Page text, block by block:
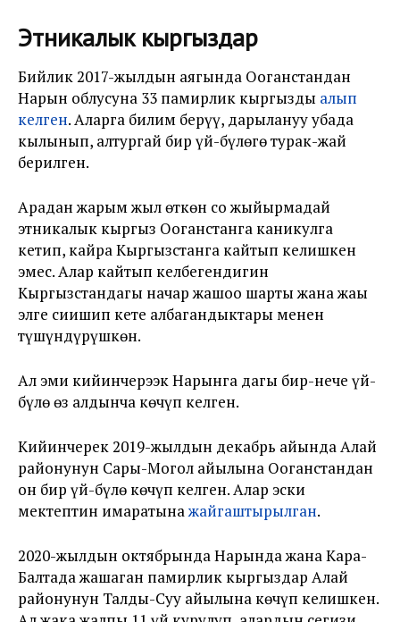
Этникалык кыргыздар
Бийлик 2017-жылдын аягында Ооганстандан
Нарын облусуна 33 памирлик кыргызды алып
келген. Аларга билим берүү, дарылануу убада
кылынып, алтургай бир үй-бүлөгө турак-жай
берилген.
Арадан жарым жыл өткөн соң жыйырмадай
этникалык кыргыз Ооганстанга каникулга
кетип, кайра Кыргызстанга кайтып келишкен
эмес. Алар кайтып келбегендигин
Кыргызстандагы начар жашоо шарты жана жаңы
элге сиңишип кете албагандыктары менен
түшүндүрүшкөн.
Ал эми кийинчерээк Нарынга дагы бир-нече үй-
бүлө өз алдынча көчүп келген.
Кийинчерек 2019-жылдын декабрь айында Алай
районунун Сары-Могол айылына Ооганстандан
он бир үй-бүлө көчүп келген. Алар эски
мектептин имаратынажайгаштырылган.
2020-жылдын октябрында Нарында жана Кара-
Балтада жашаган памирлик кыргыздар Алай
районунун Талды-Суу айылына көчүп келишкен.